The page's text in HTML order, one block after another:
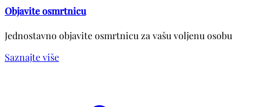
Objavite osmrtnicu
Jednostavno objavite osmrtnicu za vašu voljenu osobu
Saznajte više